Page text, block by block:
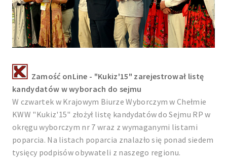
Zamość onLine - "Kukiz'15" zarejestrował listę
kandydatów w wyborach do sejmu
W czwartek w Krajowym Biurze Wyborczym w Chełmie
KWW "Kukiz'15" złożył listę kandydatów do Sejmu RP w
okręgu wyborczym nr 7 wraz z wymaganymi listami
poparcia. Na listach poparcia znalazło się ponad siedem
tysięcy podpisów obywateli z naszego regionu.